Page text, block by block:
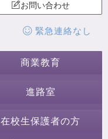
お問い合わせ
緊急連絡なし
商業教育
進路室
在校生保護者の方